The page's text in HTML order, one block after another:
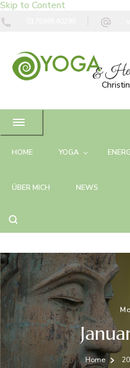
Skip to Content
HOME YOGA
ÜBER MICH NEWS
Home